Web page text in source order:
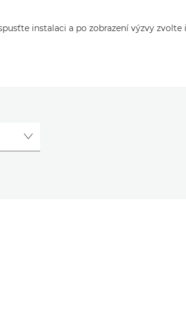
instalaci a po zobrazení výzvy zvolte